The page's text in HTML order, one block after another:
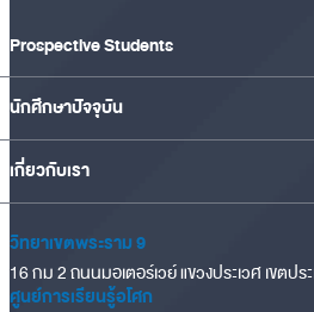
Prospective Students
นักศึกษาปัจจุบัน
เกี่ยวกับเรา
วิทยาเขตพระราม 9
16 กม 2 ถนนมอเตอร์เวย์ แขวงประเวศ เขตป
ศูนย์การเรียนรู้อโศก